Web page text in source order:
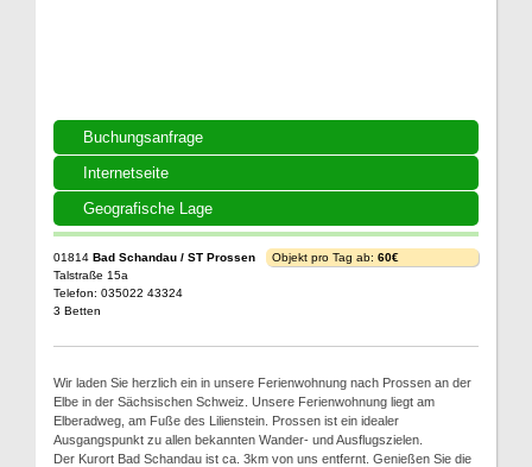
Buchungsanfrage
Internetseite
Geografische Lage
01814 Bad Schandau / ST Prossen
Talstraße 15a
Telefon: 035022 43324
3 Betten
Objekt pro Tag ab: 60€
Wir laden Sie herzlich ein in unsere Ferienwohnung nach Prossen an der
Elbe in der Sächsischen Schweiz. Unsere Ferienwohnung liegt am
Elberadweg, am Fuße des Lilienstein. Prossen ist ein idealer
Ausgangspunkt zu allen bekannten Wander- und Ausflugszielen.
Der Kurort Bad Schandau ist ca. 3km von uns entfernt. Genießen Sie die